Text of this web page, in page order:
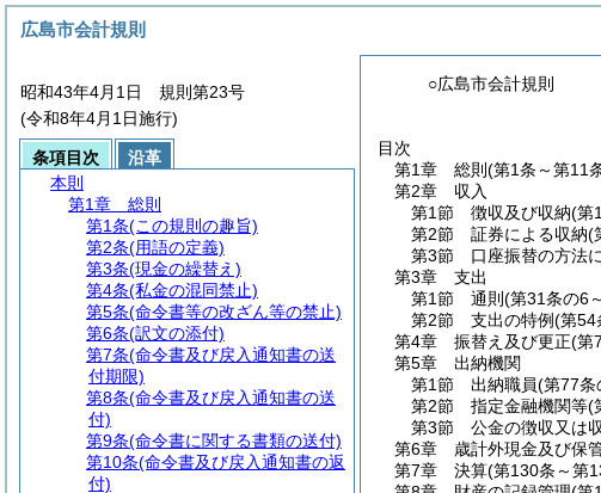
○広島市会計規則
目次
第1章
総則 (第1条～第11
第2章
収入
第1節
徴収及び収納(第
第2節
証券による収納(
第3節
口座振替の方法
第3章
支出
第1節
通則 (第31条の6
第2節
支出の特例(第54
第4章
振替え及び更正(第
第5章
出納機関
第1節
出納職員(第77条
第2節
指定金融機関等(
第3節
公金の徴収又は
第6章
歳計外現金及び保
第7章
決算(第130条～第
広島市会計規則
昭和43年4月1日 規則第23号
(令和8年4月1日施行)
条項目次
沿革
本則
第1章
総則
第1条(この規則の趣旨)
第2条(用語の定義)
第3条(現金の繰替え)
第4条(私金の混同禁止)
第5条(命令書等の改ざん等の禁止)
第6条(訳文の添付)
第7条(命令書及び戻入通知書の送
付期限)
第8条(命令書及び戻入通知書の送
付)
第9条(命令書に関する書類の送付)
第10条(命令書及び戻入通知書の返
付)